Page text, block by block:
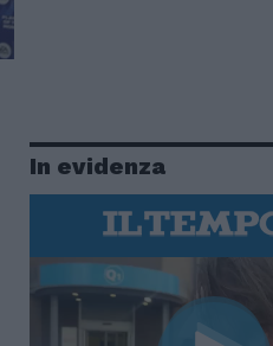
In evidenza